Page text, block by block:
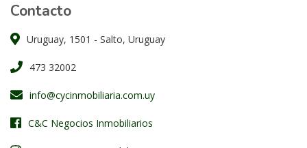
Contacto
Uruguay, 1501 - Salto, Uruguay
473 32002
info@cycinmobiliaria.com.uy
C&C Negocios Inmobiliarios